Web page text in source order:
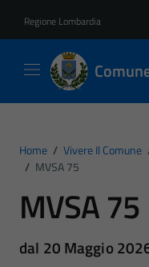
Regione Lombardia
Home / Vivere Il Comune
/ MVSA 75
MVSA 75
dal 20 Maggio